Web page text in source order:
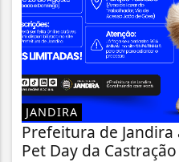
JANDIRA
Prefeitura de
Pet Day da Castração